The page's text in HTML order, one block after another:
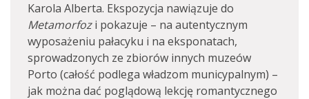
Karola Alberta. Ekspozycja nawiązuje do
Metamorfozi pokazuje – na autentycznym
wyposażeniu pałacyku i na eksponatach,
sprowadzonych ze zbiorów innych muzeów
Porto (całość podlega władzom municypalnym) –
jak można dać poglądową lekcję romantycznego